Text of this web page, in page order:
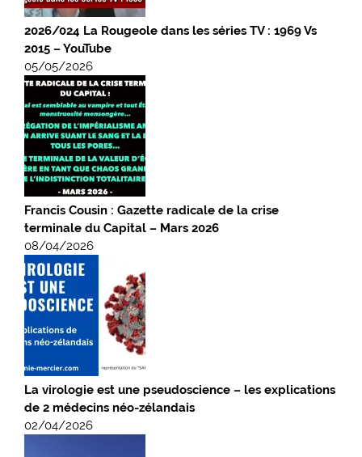
2026/024 La Rougeole dans les séries TV : 1969 Vs
2015 – YouTube
05/05/2026
Francis Cousin : Gazette radicale de la crise
terminale du Capital – Mars 2026
08/04/2026
La virologie est une pseudoscience – les explications
de 2 médecins néo-zélandais
02/04/2026